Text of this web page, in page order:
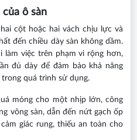
ô sàn
cột hoặc hai vách chịu lực và
đến chiều dày sàn không dầm.
làm việc trên phạm vi rộng hơn,
đủ dày để đảm bảo khả năng
quá trình sử dụng.
mỏng cho một nhịp lớn, công
võng sàn, dẫn đến nứt gạch ốp
giác rung, thiếu an toàn cho